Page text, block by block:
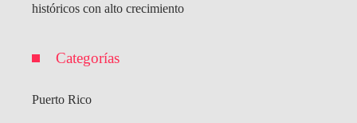
históricos con alto crecimiento
Categorías
Puerto Rico